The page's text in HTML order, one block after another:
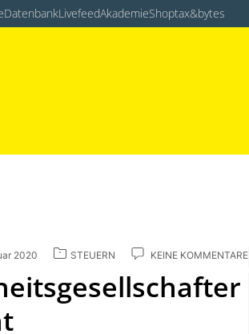
DatenbankLivefeedAkademieShoptax&bytes
2020 STEUERN KEINE KOMMENTARE